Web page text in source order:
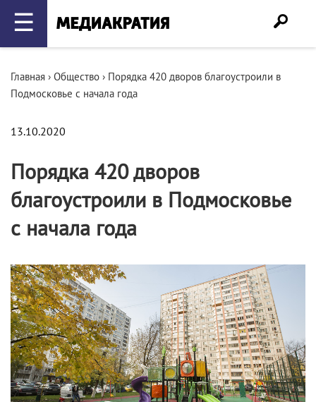
☰
Главная › Общество › Порядка 420 дворов благоустроили в
Подмосковье с начала года
13.10.2020
Порядка 420 дворов
благоустроили в Подмосковье
с начала года